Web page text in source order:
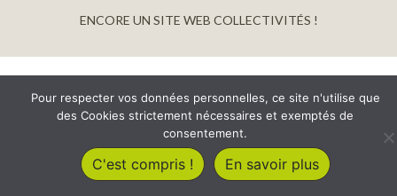
ENCORE UN SITE WEB COLLECTIVITÉS !
Pour respecter vos données personnelles, ce site n'utilise que
des Cookies strictement nécessaires et exemptés de
consentement.
C'est compris ! En savoir plus